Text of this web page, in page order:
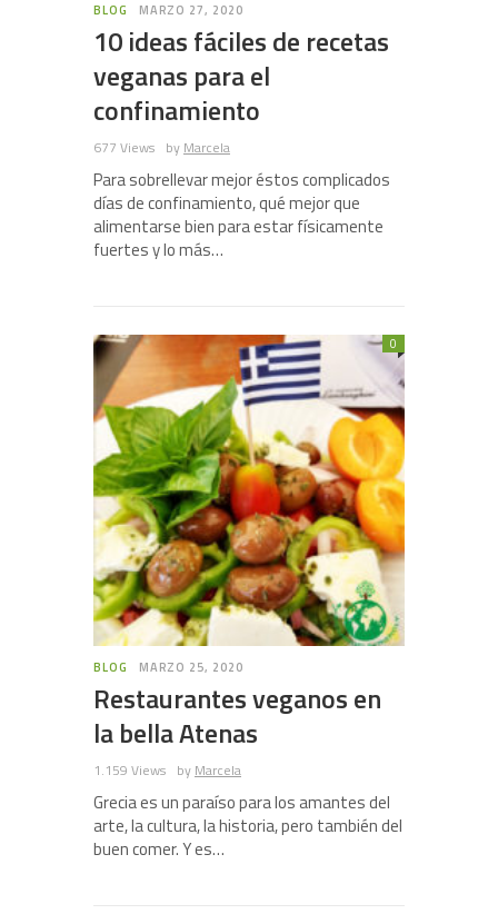
BLOG MARZO 27, 2020
10 ideas fáciles de recetas
veganas para el
confinamiento
677 Views by Marcela
Para sobrellevar mejor éstos complicados
días de confinamiento, qué mejor que
alimentarse bien para estar físicamente
fuertes y lo más…
BLOG MARZO 25, 2020
Restaurantes veganos en
la bella Atenas
1.159 Views
0
by Marcela
Grecia es un paraíso para los amantes del
arte, la cultura, la historia, pero también del
buen comer. Y es…